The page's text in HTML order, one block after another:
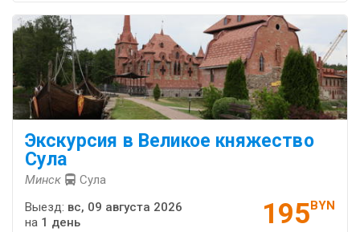
Экскурсия в Великое княжество
Сула
Минск Сула
195BYN
Выезд: вс, 09 августа 2026
на 1 день